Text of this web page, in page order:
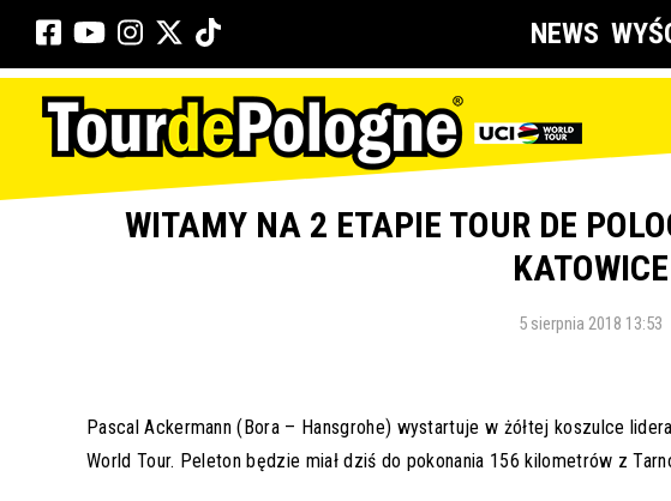
NEWS
WITAMY NA 2 ETAPIE TOUR DE
KATOWICE
5 sierpnia 2018 13:53
Pascal Ackermann (Bora – Hansgrohe) wystartuje w żółtej koszulce
World Tour. Peleton będzie miał dziś do pokonania 156 kilometrów z